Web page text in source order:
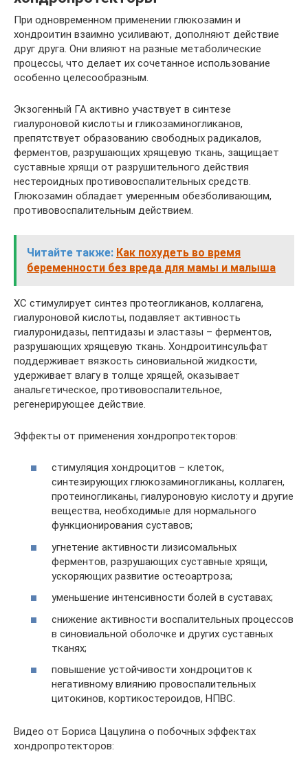
При одновременном применении глюкозамин и
хондроитин взаимно усиливают, дополняют действие
друг друга. Они влияют на разные метаболические
процессы, что делает их сочетанное использование
особенно целесообразным.
Экзогенный ГА активно участвует в синтезе
гиалуроновой кислоты и гликозаминогликанов,
препятствует образованию свободных радикалов,
ферментов, разрушающих хрящевую ткань, защищает
суставные хрящи от разрушительного действия
нестероидных противовоспалительных средств.
Глюкозамин обладает умеренным обезболивающим,
противовоспалительным действием.
Читайте также: Как похудеть во время
беременности без вреда для мамы и малыша
ХС стимулирует синтез протеогликанов, коллагена,
гиалуроновой кислоты, подавляет активность
гиалуронидазы, пептидазы и эластазы – ферментов,
разрушающих хрящевую ткань. Хондроитинсульфат
поддерживает вязкость синовиальной жидкости,
удерживает влагу в толще хрящей, оказывает
анальгетическое, противовоспалительное,
регенерирующее действие.
Эффекты от применения хондропротекторов:
стимуляция хондроцитов – клеток,
синтезирующих глюкозаминогликаны, коллаген,
протеиногликаны, гиалуроновую кислоту и другие
вещества, необходимые для нормального
функционирования суставов;
угнетение активности лизисомальных
ферментов, разрушающих суставные хрящи,
ускоряющих развитие остеоартроза;
уменьшение интенсивности болей в суставах;
снижение активности воспалительных процессов
в синовиальной оболочке и других суставных
тканях;
повышение устойчивости хондроцитов к
негативному влиянию провоспалительных
цитокинов, кортикостероидов, НПВС.
Видео от Бориса Цацулина о побочных эффектах
хондропротекторов: